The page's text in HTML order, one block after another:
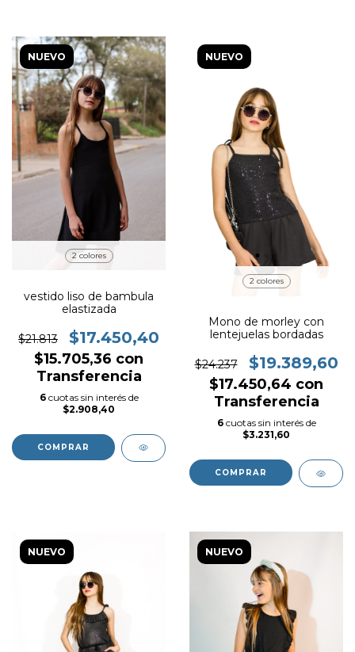
NUEVO
2 colores
vestido liso de bambula
elastizada
$21.813 $17.450,40
$15.705,36 con
Transferencia
6 cuotas sin interés de
$2.908,40
COMPRAR
NUEVO
2 colores
Mono de morley con
lentejuelas bordadas
$24.237 $19.389,60
$17.450,64 con
Transferencia
6 cuotas sin interés de
$3.231,60
COMPRAR
NUEVO NUEVO